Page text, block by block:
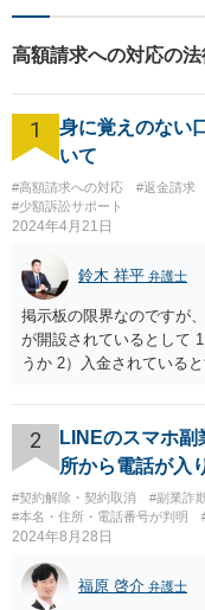
相
高額請求への対応の
1
身に覚えのない
いて
#高額請求への対応 #返金請求
#少額訴訟サポート
2024年4月21日
鈴木 祥平 弁護士
掲示板の限界なのですが
が開設されているとして
うか 2）入金されている
がポイントですよね。口
を手に入れる」ことが目
っている場合には、キャ
きませんから、できると
に送金することくらいだ
ら、お金の動きくらいは
ばいいだけの話だと思い
送金をされたか、引き出
2
LINEのスマホ
所から電話が入
#契約解除・契約取消 #副業詐
#本名・住所・電話番号が判明
2024年8月28日
福原 啓介 弁護士